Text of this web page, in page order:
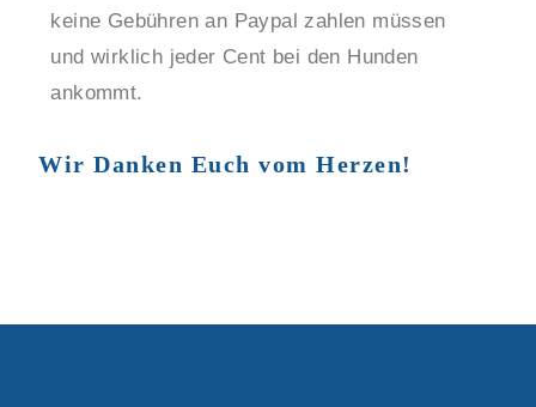
keine Gebühren an Paypal zahlen müssen
und wirklich jeder Cent bei den Hunden
ankommt.
Wir Danken Euch vom Herzen!